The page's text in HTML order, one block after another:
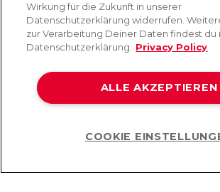
MARKEN
SERVICE
©2026 Lovehoney Group Switzerland AG. Alle
Wirkung für die Zukunft in unserer
Datenschutzerklärung widerrufen.
zur Verarbeitung Deiner Daten findest du
Datenschutzerklärung.
Privacy Policy
ALLE AKZEPTIEREN
COOKIE